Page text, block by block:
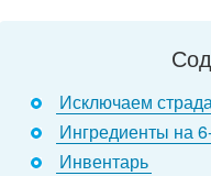
Исключаем
Ингредиенты на
Инвентарь